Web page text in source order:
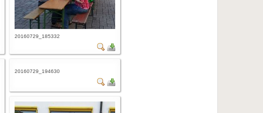
20160729_185332
20160729_194630